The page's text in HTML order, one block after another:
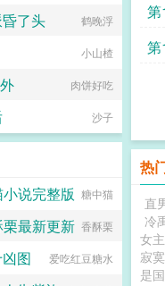
第
第
热
直
冷
女主
寂
是
金色梦乡
了头 鹤晚浮
小山楂
肉饼好吃
沙子
说完整版 糖中猫
最新更新 香酥栗
图 爱吃红豆糖水